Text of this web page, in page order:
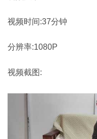
视频时间:37分钟
分辨率:1080P
视频截图: